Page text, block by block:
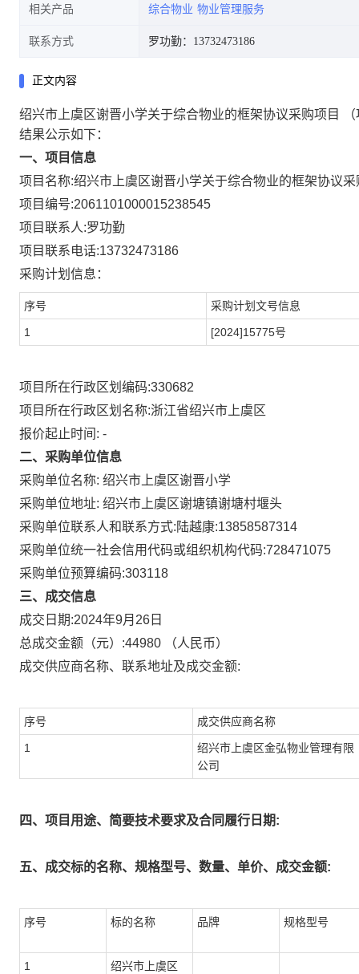
相关产品 综合物业 物业管理服务
联系方式 罗功勤：13732473186
正文内容
绍兴市上虞区谢晋小学关于综合物业的框架协议采购项目
结果公示如下：
一、项目信息
项目名称:绍兴市上虞区谢晋小学关于综合物业的框架协议采
项目编号:2061101000015238545
项目联系人:罗功勤
项目联系电话:13732473186
采购计划信息：
序号 采购计划文号信息
1 [2024]15775号
项目所在行政区划编码:330682
项目所在行政区划名称:浙江省绍兴市上虞区
报价起止时间: -
二、采购单位信息
采购单位名称: 绍兴市上虞区谢晋小学
采购单位地址: 绍兴市上虞区谢塘镇谢塘村堰头
采购单位联系人和联系方式:陆越康:13858587314
采购单位统一社会信用代码或组织机构代码:728471075
采购单位预算编码:303118
三、成交信息
成交日期:2024年9月26日
总成交金额（元）:44980 （人民币）
成交供应商名称、联系地址及成交金额:
序号 成交供应商名称
1
绍兴市上虞区金弘物业管理有限
公司
四、项目用途、简要技术要求及合同履行日期:
五、成交标的名称、规格型号、数量、单价、成交金额:
序号 标的名称 品牌 规格型号
1
绍兴市上虞区